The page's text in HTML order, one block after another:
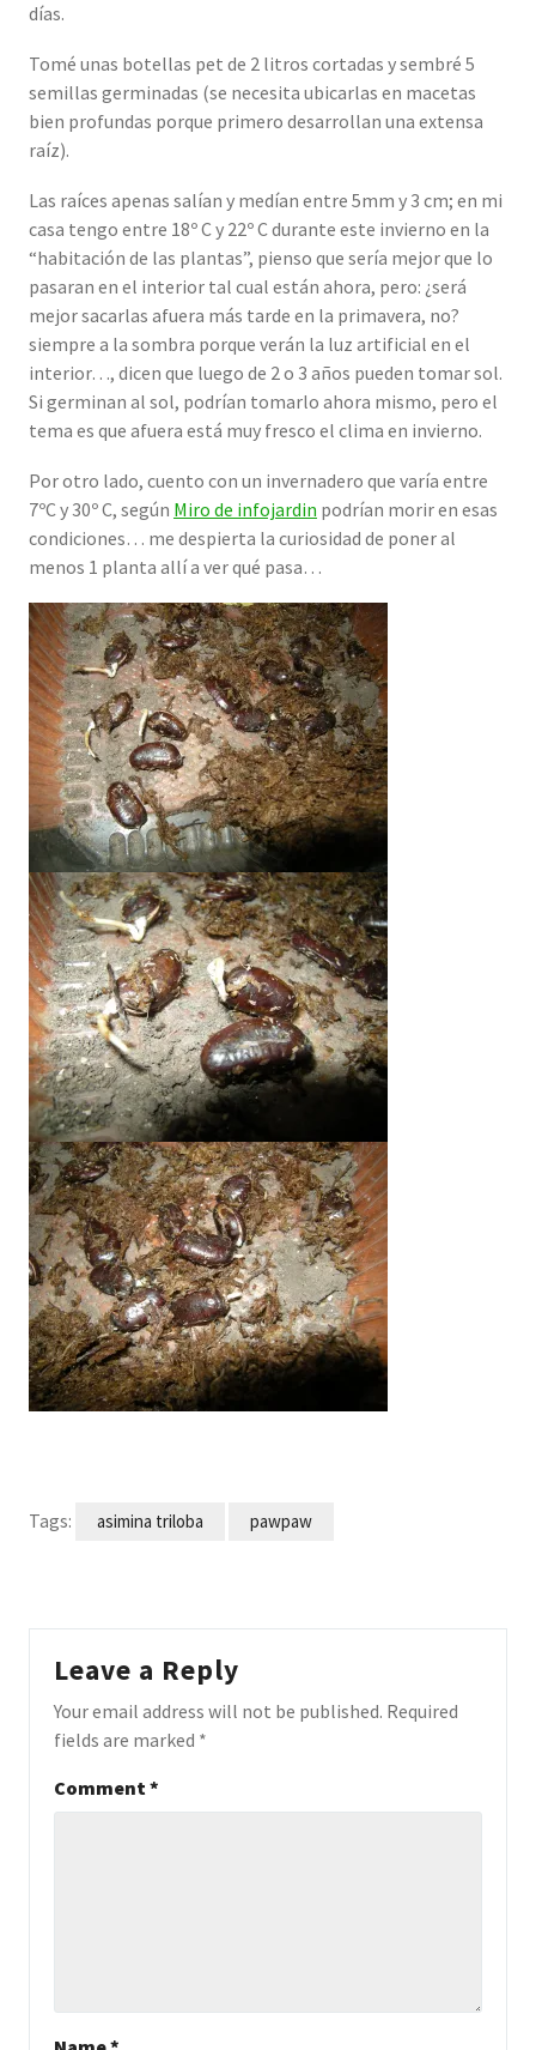
días.
Tomé unas botellas pet de 2 litros cortadas y sembré 5
semillas germinadas (se necesita ubicarlas en macetas
bien profundas porque primero desarrollan una extensa
raíz).
Las raíces apenas salían y medían entre 5mm y 3 cm; en mi
casa tengo entre 18º C y 22º C durante este invierno en la
“habitación de las plantas”, pienso que sería mejor que lo
pasaran en el interior tal cual están ahora, pero: ¿será
mejor sacarlas afuera más tarde en la primavera, no?
siempre a la sombra porque verán la luz artificial en el
interior…, dicen que luego de 2 o 3 años pueden tomar sol.
Si germinan al sol, podrían tomarlo ahora mismo, pero el
tema es que afuera está muy fresco el clima en invierno.
Por otro lado, cuento con un invernadero que varía entre
7ºC y 30º C, según Miro de infojardin podrían morir en esas
condiciones… me despierta la curiosidad de poner al
menos 1 planta allí a ver qué pasa…
Tags: asimina triloba pawpaw
Leave a Reply
Your email address will not be published. Required
fields are marked *
Comment*